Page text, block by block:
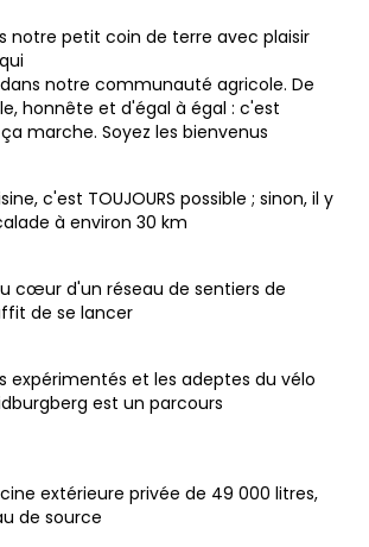
notre petit coin de terre avec plaisir
notre communauté agricole. De
honnête et d'égal à égal : c'est
marche. Soyez les bienvenus
c'est TOUJOURS possible ; sinon, il y
à environ 30 km
cœur d'un réseau de sentiers de
de se lancer
expérimentés et les adeptes du vélo
est un parcours
extérieure privée de 49 000 litres,
de source